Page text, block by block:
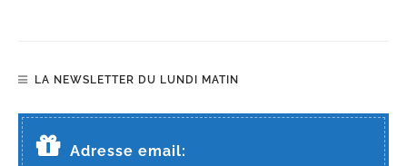
LA NEWSLETTER DU LUNDI MATIN
Adresse email: